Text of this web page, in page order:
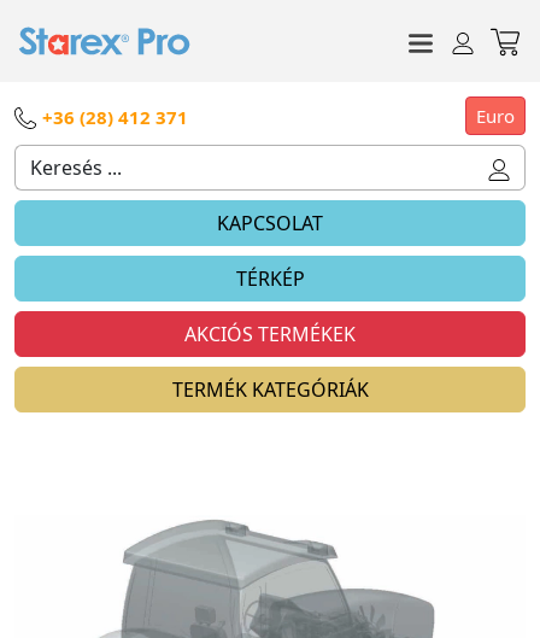
+36 (28) 412 371 Euro
KAPCSOLAT
TÉRKÉP
AKCIÓS TERMÉKEK
TERMÉK KATEGÓRIÁK